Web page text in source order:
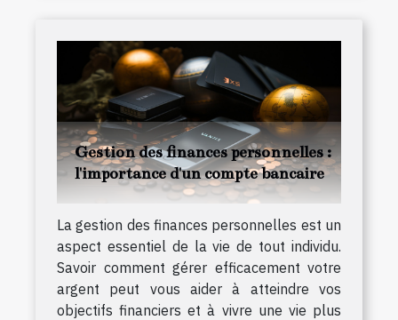
Gestion des finances personnelles :
l'importance d'un compte bancaire
La gestion des finances personnelles est un
aspect essentiel de la vie de tout individu.
Savoir comment gérer efficacement votre
argent peut vous aider à atteindre vos
objectifs financiers et à vivre une vie plus